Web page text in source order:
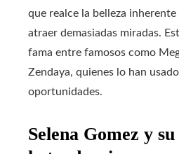
que realce la belleza inherente
atraer demasiadas miradas.
fama entre famosos como
Zendaya, quienes lo han
oportunidades.
Selena Gomez y